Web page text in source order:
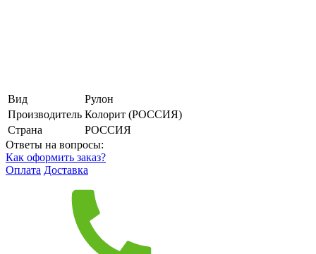
Вид
Рулон
Производитель Колорит (РОССИЯ)
Страна
РОССИЯ
Ответы на вопросы:
Как оформить заказ?
Оплата Доставка